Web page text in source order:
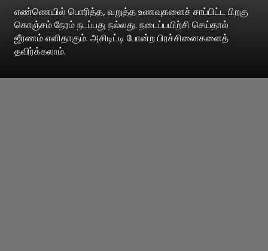
எண்ணெயில் பொரித்த, வறுத்த உணவுகளைச் சாப்பிட்ட பிறகு
கொஞ்சம் நேரம் நடப்பது நல்லது. நடைப்பயிற்சி செய்தால்
ஜீரணம் எளிதாகும். அசிடிட்டி போன்ற பிரச்சினைகளைத்
தவிர்க்கலாம்.